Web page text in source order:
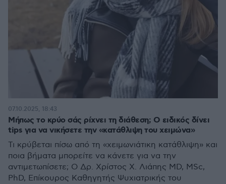
Μήπως το κρύο σάς ρίχνει τη διάθεση; Ο ειδικός δίνει
tips για να νικήσετε την «κατάθλιψη του χειμώνα»
Τι κρύβεται πίσω από τη «χειμωνιάτικη κατάθλιψη» και
ποια βήματα μπορείτε να κάνετε για να την
αντιμετωπίσετε; Ο Δρ. Χρίστος Χ. Λιάπης MD, MSc,
PhD, Επίκουρος Καθηγητής Ψυχιατρικής του
07.10.2025, 18:43